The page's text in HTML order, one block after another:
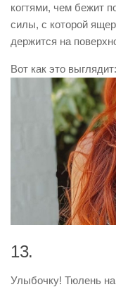
когтями, чем бежит
силы, с которой
держится на
Вот как это выглядит:
13.
Улыбочку! Тюлень